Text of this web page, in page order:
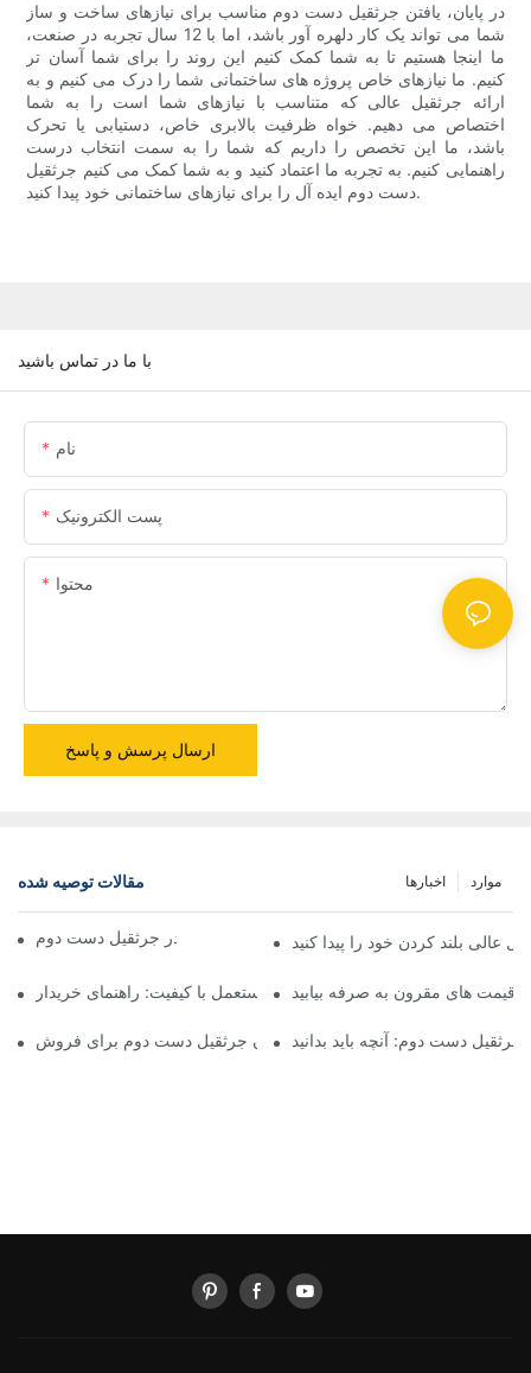
در پایان، یافتن جرثقیل دست دوم مناسب برای نیازهای ساخت و ساز
شما می تواند یک کار دلهره آور باشد، اما با 12 سال تجربه در صنعت،
ما اینجا هستیم تا به شما کمک کنیم این روند را برای شما آسان تر
کنیم. ما نیازهای خاص پروژه های ساختمانی شما را درک می کنیم و به
ارائه جرثقیل عالی که متناسب با نیازهای شما است را به شما
اختصاص می دهیم. خواه ظرفیت بالابری خاص، دستیابی یا تحرک
باشد، ما این تخصص را داریم که شما را به سمت انتخاب درست
راهنمایی کنیم. به تجربه ما اعتماد کنید و به شما کمک می کنیم جرثقیل
دست دوم ایده آل را برای نیازهای ساختمانی خود پیدا کنید.
با ما در تماس باشید
نام
پست الکترونیک
محتوا
ارسال پرسش و پاسخ
مقالات توصیه شده موارد اخبارها
مزایای سرمایه گذاری در جرثقیل دست دومبلند کردن خود را پیدا کنید
یافتن نمایندگی های جرثقیل مستعمل با کیفیت: راهنمای خریدار
های مقرون به صرفه بیابید
اسب کار بعدی خود را بیابید: کامیون جرثقیل دست دوم برای فروش
جرثقیل دست دوم: آنچه باید بدانید